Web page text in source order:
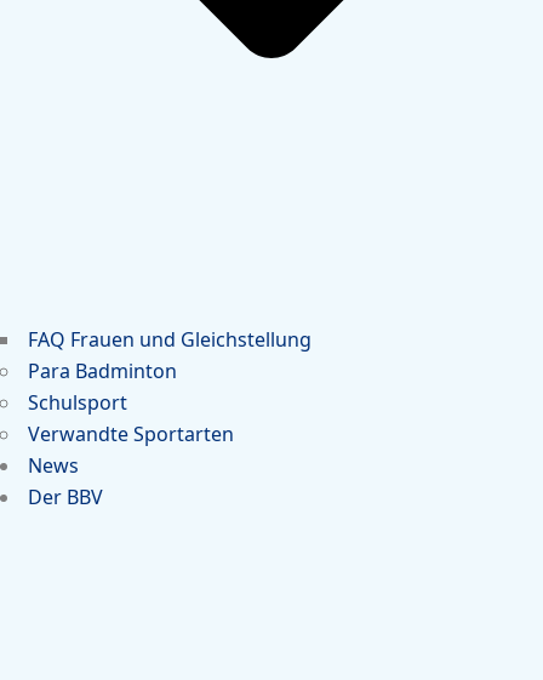
FAQ Frauen und Gleichstellung
Para Badminton
Schulsport
Verwandte Sportarten
News
Der BBV